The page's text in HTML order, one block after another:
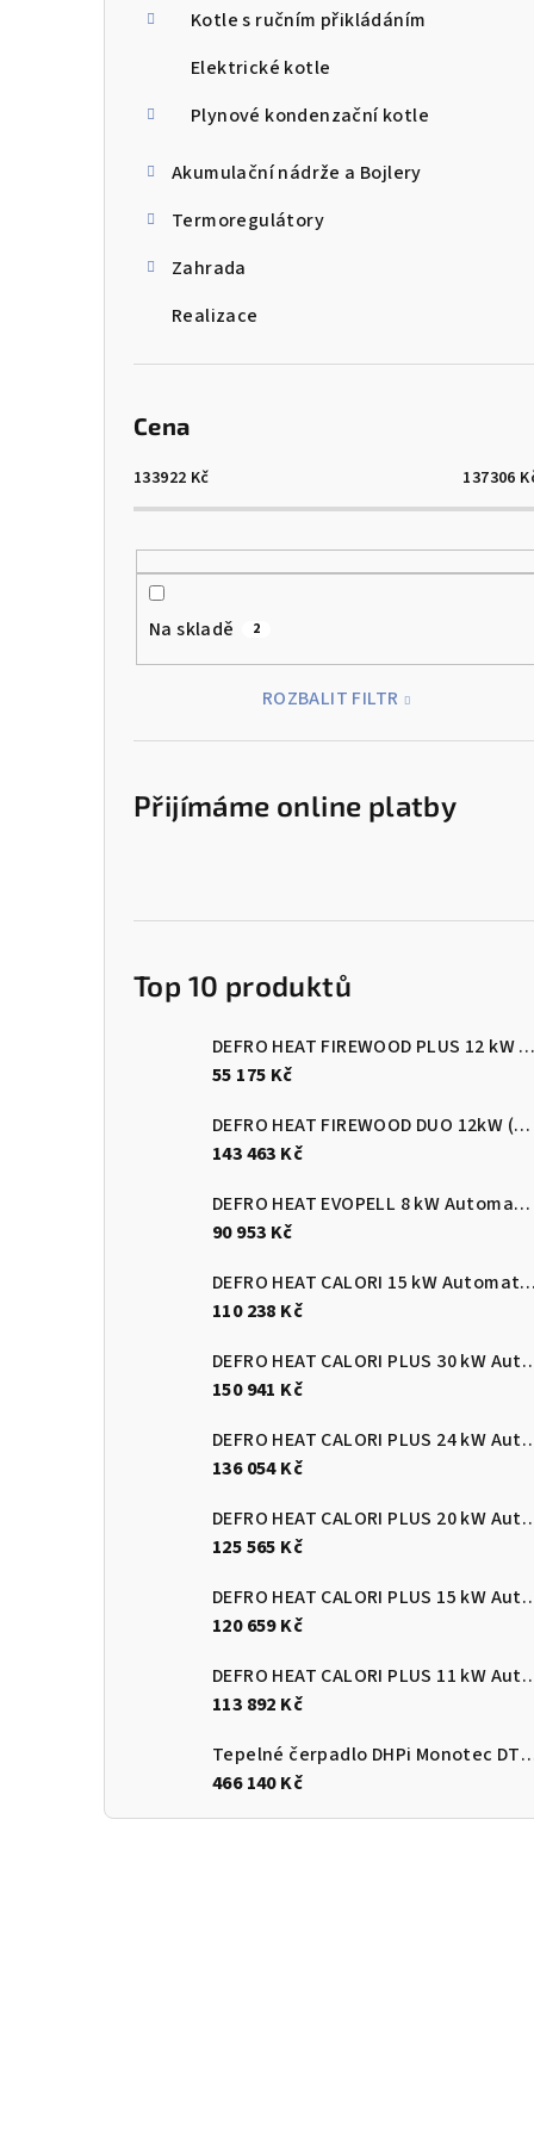
Kotle s ručním přikládáním
Elektrické kotle
Plynové kondenzační kotle
Akumulační nádrže a Bojlery
Termoregulátory
Zahrada
Realizace
Cena
133922 Kč 137306
Na skladě 2
ROZBALIT FILTR
Přijímáme online platby
Top 10 produktů
DEFRO HEAT FIREWOOD PLUS 12 kW Kotel na dřevo s ručním přikládáním
55 175 Kč
DEFRO HEAT FIREWOOD DUO 12kW (pelety/dřevo)
143 463 Kč
DEFRO HEAT EVOPELL 8 kW Automatický kotel na pelety
90 953 Kč
DEFRO HEAT CALORI 15 kW Automatický kotel na pelety
110 238 Kč
DEFRO HEAT CALORI
150 941 Kč
DEFRO HEAT CALORI
136 054 Kč
DEFRO HEAT CALORI
125 565 Kč
DEFRO HEAT CALORI
120 659 Kč
DEFRO HEAT CALORI
113 892 Kč
Tepelné čerpadlo DHPi
466 140 Kč